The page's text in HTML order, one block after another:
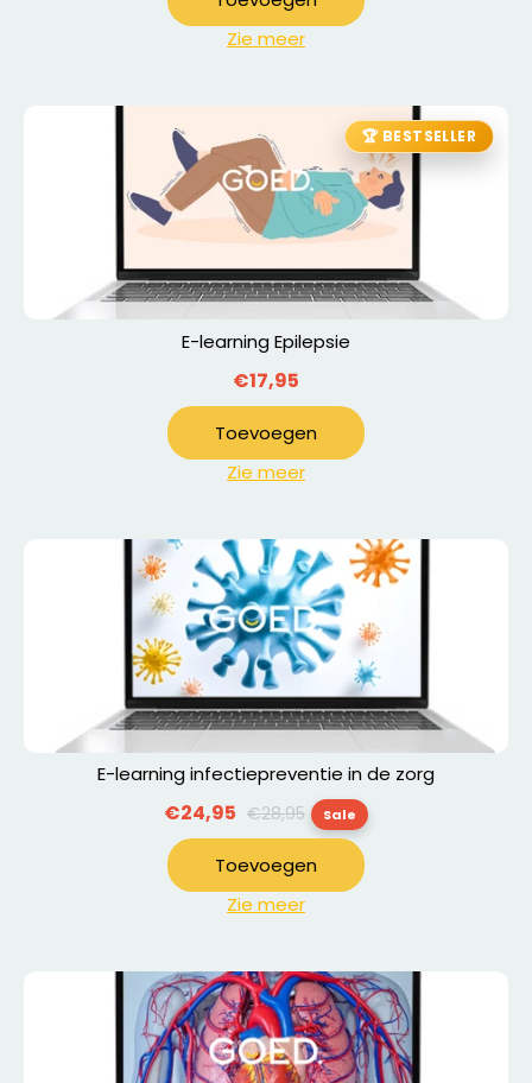
Zie meer
🏆 BESTSELLER
E-learning Epilepsie
€17,95
Toevoegen
Zie meer
E-learning infectiepreventie in de zorg
€24,95 Normale
prijs
€28,95 Sale
Toevoegen
Zie meer